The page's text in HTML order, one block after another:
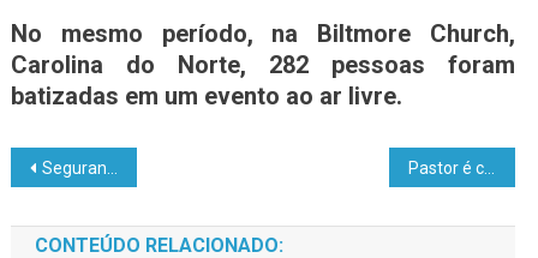
No mesmo período, na Biltmore Church,
Carolina do Norte, 282 pessoas foram
batizadas em um evento ao ar livre.
Segurança Pública busca padronização de armamentos para reforçar as ações no Acre
CONTEÚDO RELACIONADO: